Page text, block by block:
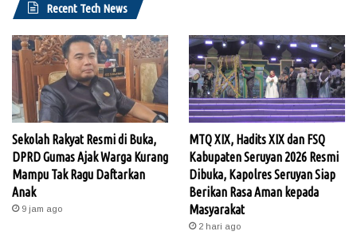
Recent Tech News
Sekolah Rakyat Resmi di Buka,
DPRD Gumas Ajak Warga Kurang
Mampu Tak Ragu Daftarkan
Anak
9 jam ago
MTQ XIX, Hadits XIX dan FSQ
Kabupaten Seruyan 2026 Resmi
Dibuka, Kapolres Seruyan Siap
Berikan Rasa Aman kepada
Masyarakat
2 hari ago